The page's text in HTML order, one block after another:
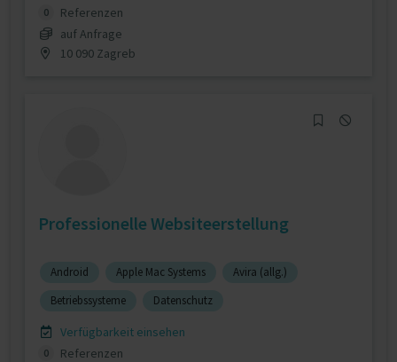
0
Referenzen
auf Anfrage
10 090 Zagreb
Professionelle Websiteerstellung
Android Apple Mac Systems
Avira (allg.)
Betriebssysteme
Datenschutz
Verfügbarkeit einsehen
0
Referenzen